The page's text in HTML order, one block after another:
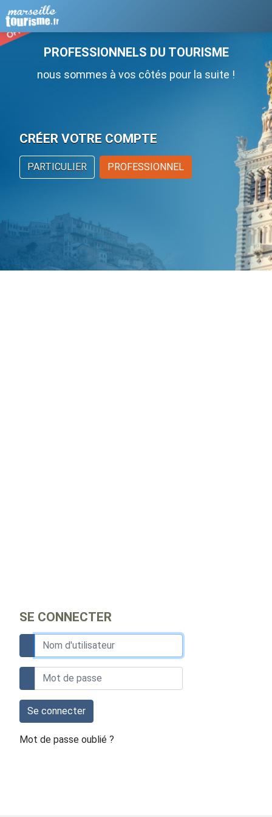
PROFESSIONNELS DU TOURISME
nous sommes à vos côtés pour la suite !
CRÉER VOTRE COMPTE
PARTICULIER PROFESSIONNEL
SE CONNECTER
Se connecter
Mot de passe oublié ?